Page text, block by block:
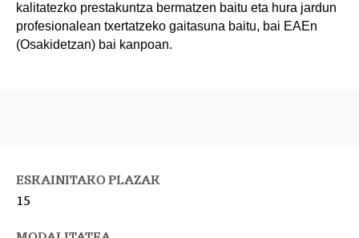
kalitatezko prestakuntza bermatzen baitu eta hura jardun
profesionalean txertatzeko gaitasuna baitu, bai EAEn
(Osakidetzan) bai kanpoan.
ESKAINITAKO PLAZAK
15